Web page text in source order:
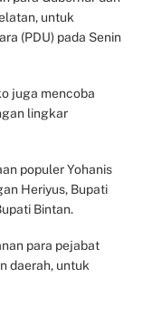
untuk
(PDU) pada Senin
juga mencoba
lingkar
populer Yohanis
Heriyus, Bupati
Bintan.
para pejabat
daerah, untuk